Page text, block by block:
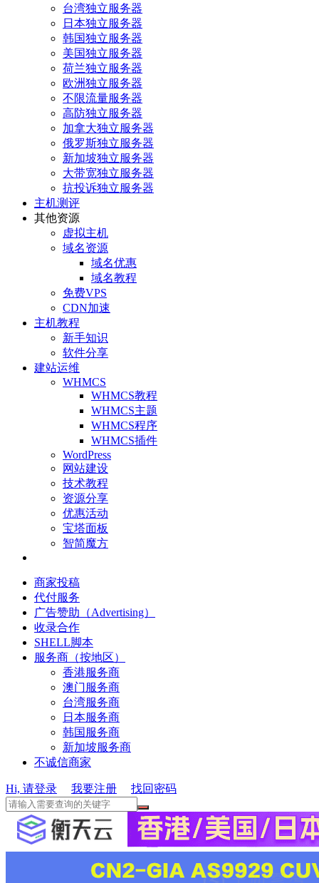
台湾独立服务器
日本独立服务器
韩国独立服务器
美国独立服务器
荷兰独立服务器
欧洲独立服务器
不限流量服务器
高防独立服务器
加拿大独立服务器
俄罗斯独立服务器
新加坡独立服务器
大带宽独立服务器
抗投诉独立服务器
主机测评
其他资源
虚拟主机
域名资源
域名优惠
域名教程
免费VPS
CDN加速
主机教程
新手知识
软件分享
建站运维
WHMCS
WHMCS教程
WHMCS主题
WHMCS程序
WHMCS插件
WordPress
网站建设
技术教程
资源分享
优惠活动
宝塔面板
智简魔方
商家投稿
代付服务
广告赞助（Advertising）
收录合作
SHELL脚本
服务商（按地区）
香港服务商
澳门服务商
台湾服务商
日本服务商
韩国服务商
新加坡服务商
不诚信商家
Hi, 请登录 我要注册 找回密码